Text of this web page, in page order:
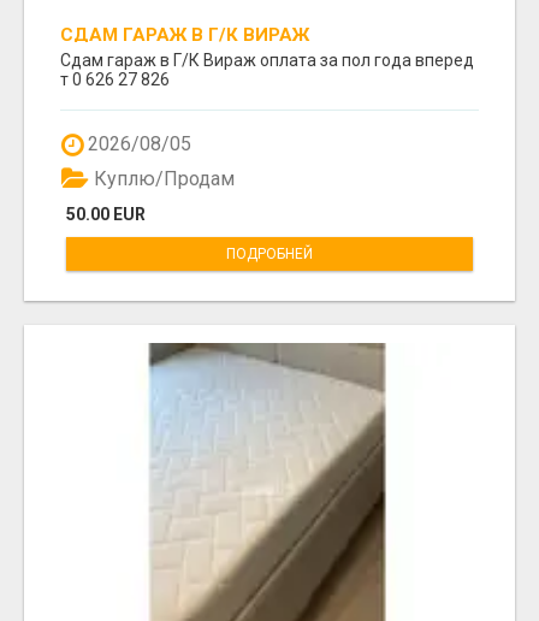
СДАМ ГАРАЖ В Г/К ВИРАЖ
Сдам гараж в Г/К Вираж оплата за пол года вперед
т 0 626 27 826
2026/08/05
50.00 EUR
Куплю/Продам
ПОДРОБНЕЙ